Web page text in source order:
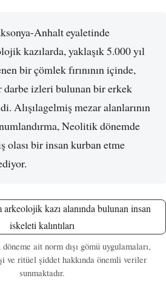
Anhalt eyaletinde
kazılarda, yaklaşık 5.000 yıl
bir çömlek fırınının içinde,
darbe izleri bulunan bir erkek
Alışılagelmiş mezar alanlarının
Neolitik dönemde
olası bir insan kurban etme
ait norm dışı gömü uygulamaları,
ve ritüel şiddet hakkında önemli veriler
sunmaktadır.